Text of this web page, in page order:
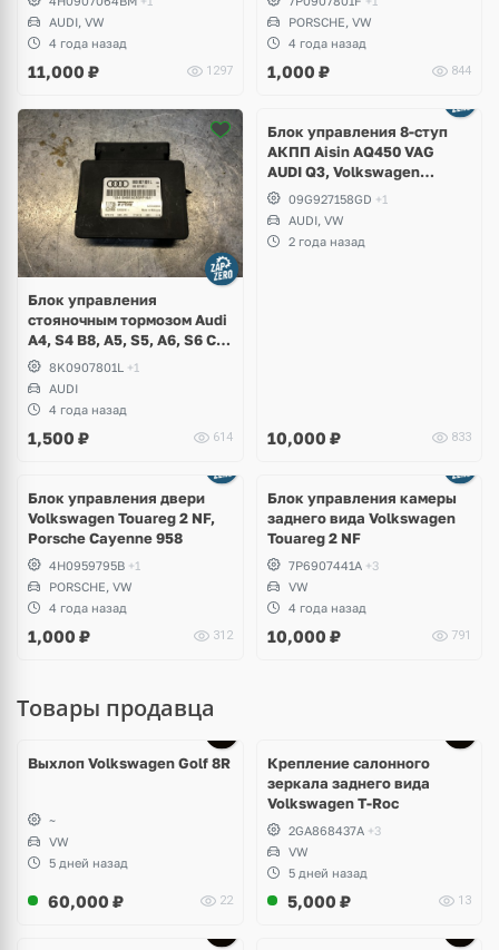
AUDI, VW
4 года назад
11,000 ₽ 1297
PORSCHE, VW
4 года назад
1,000 ₽ 844
Блок управления
стояночным тормозом Audi
A4, S4 B8, A5, S5, A6, S6 C7,
A7, A8 D4
8K0907801L
+1
AUDI
4 года назад
1,500 ₽ 614
Блок управления 8-ступ
АКПП Aisin AQ450 VAG
AUDI Q3, Volkswagen
Tiguan Allspace USA
09G927158GD +1
AUDI, VW
2 года назад
10,000 ₽ 833
Блок управления двери
Volkswagen Touareg 2 NF,
Porsche Cayenne 958
4H0959795B +1
PORSCHE, VW
4 года назад
1,000 ₽ 312
Блок управления камеры
заднего вида Volkswagen
Touareg 2 NF
7P6907441A +3
VW
4 года назад
10,000 ₽ 791
Товары продавца
Выхлоп Volkswagen Golf 8R
~
VW
5 дней назад
60,000 ₽ 22
Крепление салонного
зеркала заднего вида
Volkswagen T-Roc
2GA868437A +3
VW
5 дней назад
5,000 ₽ 13